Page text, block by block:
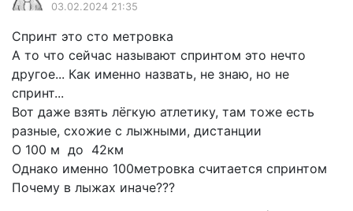
03.02.2024 21:35
Спринт это сто метровка
А то что сейчас называют спринтом это нечто
другое... Как именно назвать, не знаю, но не
спринт...
Вот даже взять лёгкую атлетику, там тоже есть
разные, схожие с лыжными, дистанции
О 100 м до 42км
Однако именно 100метровка считается спринтом
Почему в лыжах иначе???